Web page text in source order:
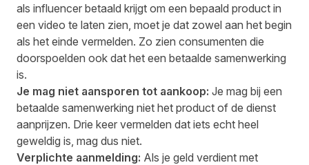
als influencer betaald krijgt om een bepaald product in
een video te laten zien, moet je dat zowel aan het begin
als het einde vermelden. Zo zien consumenten die
doorspoelden ook dat het een betaalde samenwerking
is.
Je mag niet aansporen tot aankoop: Je mag bij een
betaalde samenwerking niet het product of de dienst
aanprijzen. Drie keer vermelden dat iets echt heel
geweldig is, mag dus niet.
Verplichte aanmelding: Als je geld verdient met